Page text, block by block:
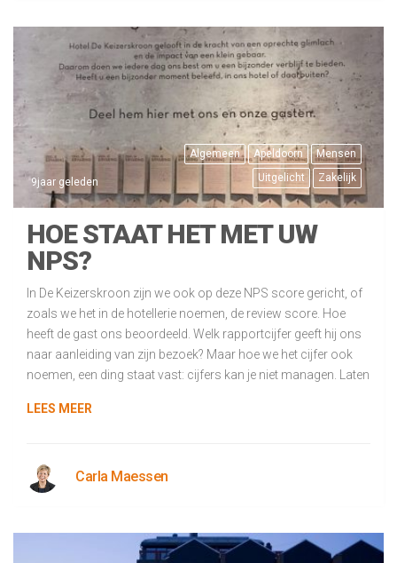
Algemeen Apeldoorn
Mensen
Uitgelicht
Zakelijk
9jaar geleden
HOE STAAT HET MET UW
NPS?
In De Keizerskroon zijn we ook op deze NPS score gericht, of
zoals we het in de hotellerie noemen, de review score. Hoe
heeft de gast ons beoordeeld. Welk rapportcijfer geeft hij ons
naar aanleiding van zijn bezoek? Maar hoe we het cijfer ook
noemen, een ding staat vast: cijfers kan je niet managen. Laten
LEES MEER
Carla Maessen